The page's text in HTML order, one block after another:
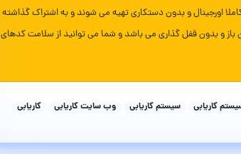
اورجینال و بدون دستکاری تهیه می شوند و به اشتراک گذاشته
و بدون قفل گذاری می باشد و شما می توانید از سلامت کدهای
کاریابی سیستم کاریابی وب سایت کاریابی کاریابی